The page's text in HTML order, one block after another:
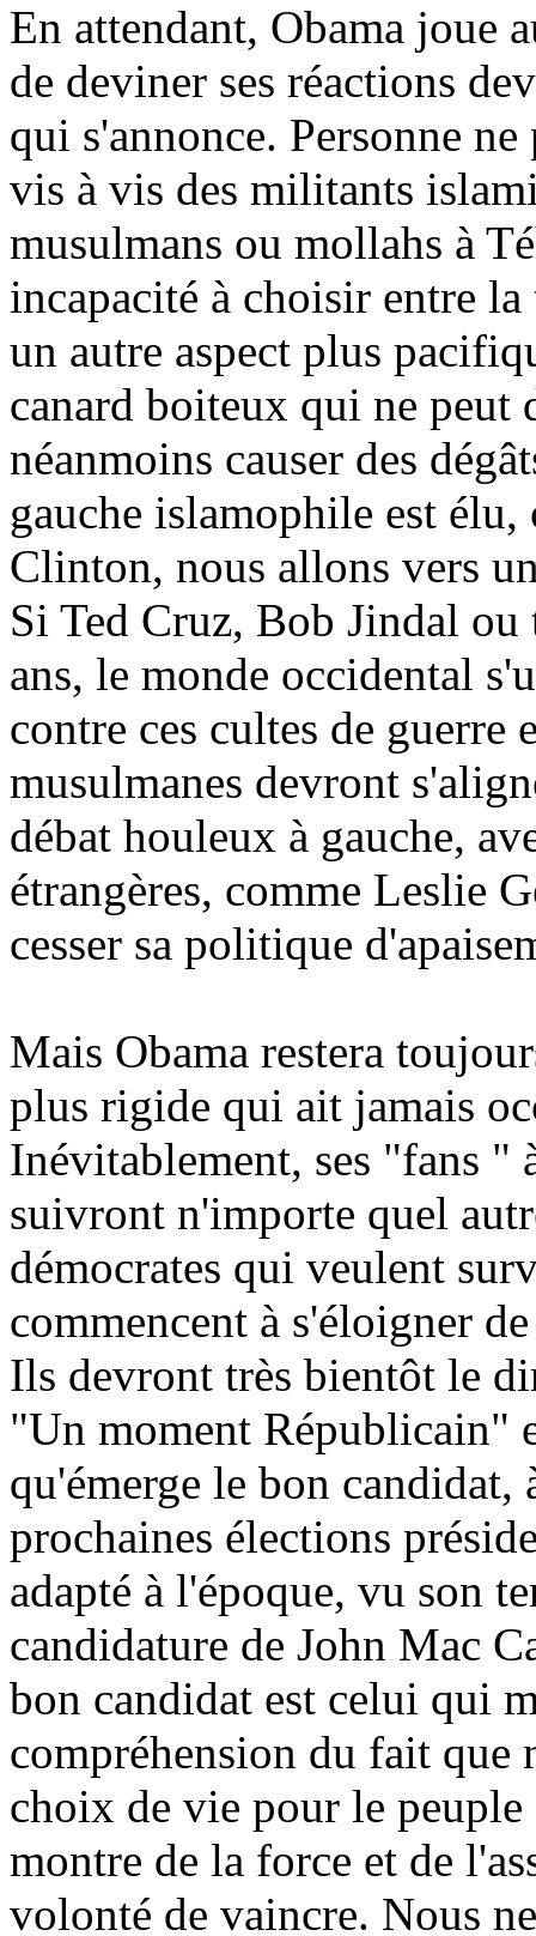
En attendant, Obama joue
de deviner ses réactions
qui s'annonce. Personne
vis à vis des militants
musulmans ou mollahs à
incapacité à choisir entre
un autre aspect plus
canard boiteux qui ne peut
néanmoins causer des
gauche islamophile est
Clinton, nous allons vers
Si Ted Cruz, Bob Jindal ou
ans, le monde occidental
contre ces cultes de guerre
musulmanes devront
débat houleux à gauche,
étrangères, comme Leslie
cesser sa politique
Mais Obama restera
plus rigide qui ait jamais
Inévitablement, ses "fans "
suivront n'importe quel
démocrates qui veulent
commencent à s'éloigner
Ils devront très bientôt le
"Un moment Républicain"
qu'émerge le bon candidat,
prochaines élections
adapté à l'époque, vu son
candidature de John Mac
bon candidat est celui qui
compréhension du fait que
choix de vie pour le
montre de la force et de
volonté de vaincre. Nous